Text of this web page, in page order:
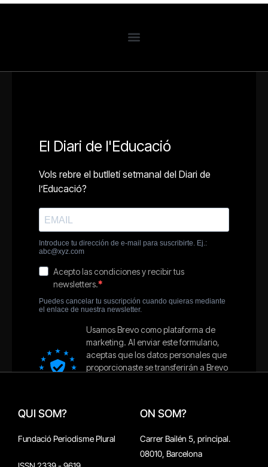
QUI SOM?
Fundació Periodisme Plural
ON SOM?
Carrer Bailén 5, principal.
08010, Barcelona